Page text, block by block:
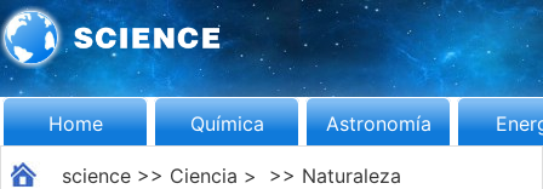
Home Química Astronomía
science>> Ciencia > >> Naturaleza